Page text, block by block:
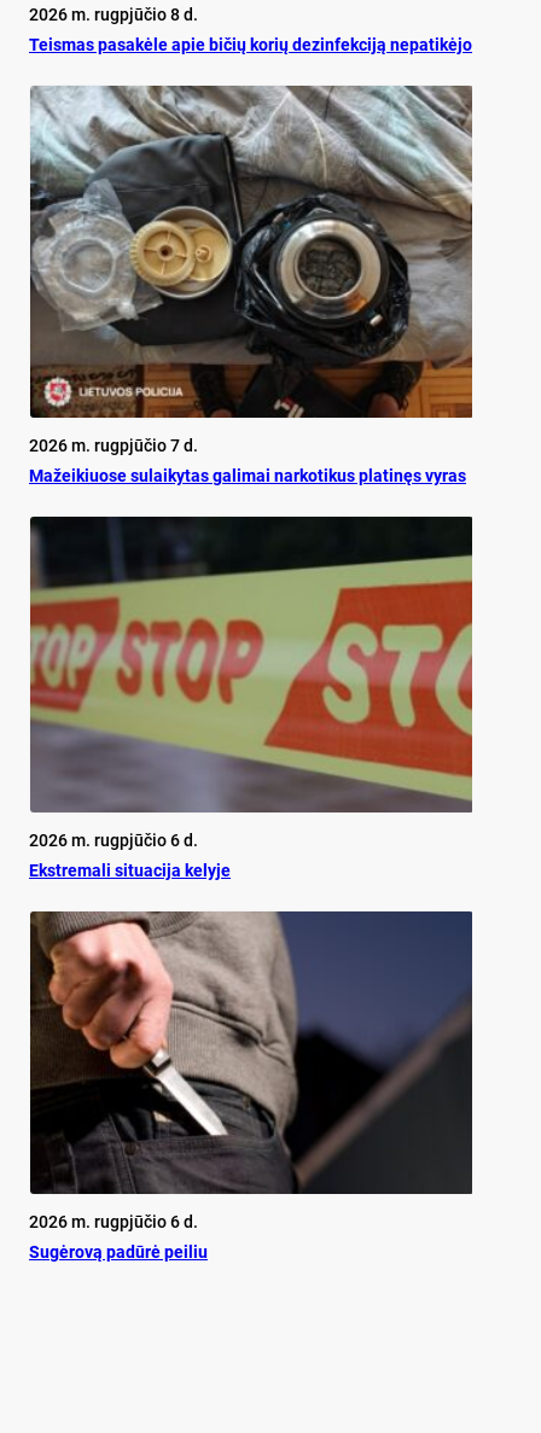
2026 m. rugpjūčio 8 d.
Teis­mas pa­sa­kė­le apie bi­čių ko­rių de­zin­fek­ci­ją ne­pa­ti­kė­jo
2026 m. rugpjūčio 7 d.
Mažeikiuose sulaikytas galimai narkotikus platinęs vyras
2026 m. rugpjūčio 6 d.
Ekst­re­ma­li si­tua­ci­ja ke­ly­je
2026 m. rugpjūčio 6 d.
Su­gė­ro­vą pa­dū­rė pei­liu